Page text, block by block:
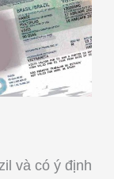
và có ý định